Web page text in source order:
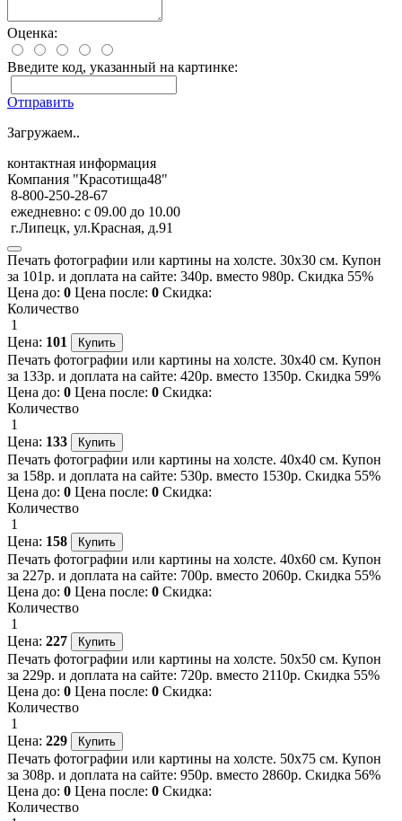
Оценка:
Введите код, указанный на картинке:
Отправить
Загружаем..
контактная информация
Компания "Красотища48"
8-800-250-28-67
ежедневно: с 09.00 до 10.00
г.Липецк, ул.Красная, д.91
Печать фотографии или картины на холсте. 30х30 см. Купон
за 101р. и доплата на сайте: 340р. вместо 980р. Скидка 55%
Цена до: 0 Цена после: 0 Скидка:
Количество
1
Цена: 101
Печать фотографии или картины на холсте. 30х40 см. Купон
за 133р. и доплата на сайте: 420р. вместо 1350р. Скидка 59%
Цена до: 0 Цена после: 0 Скидка:
Количество
1
Цена: 133
Печать фотографии или картины на холсте. 40х40 см. Купон
за 158р. и доплата на сайте: 530р. вместо 1530р. Скидка 55%
Цена до: 0 Цена после: 0 Скидка:
Количество
1
Цена: 158
Печать фотографии или картины на холсте. 40х60 см. Купон
за 227р. и доплата на сайте: 700р. вместо 2060р. Скидка 55%
Цена до: 0 Цена после: 0 Скидка:
Количество
1
Цена: 227
Печать фотографии или картины на холсте. 50х50 см. Купон
за 229р. и доплата на сайте: 720р. вместо 2110р. Скидка 55%
Цена до: 0 Цена после: 0 Скидка:
Количество
1
Цена: 229
Печать фотографии или картины на холсте. 50х75 см. Купон
за 308р. и доплата на сайте: 950р. вместо 2860р. Скидка 56%
Цена до: 0 Цена после: 0 Скидка:
Количество